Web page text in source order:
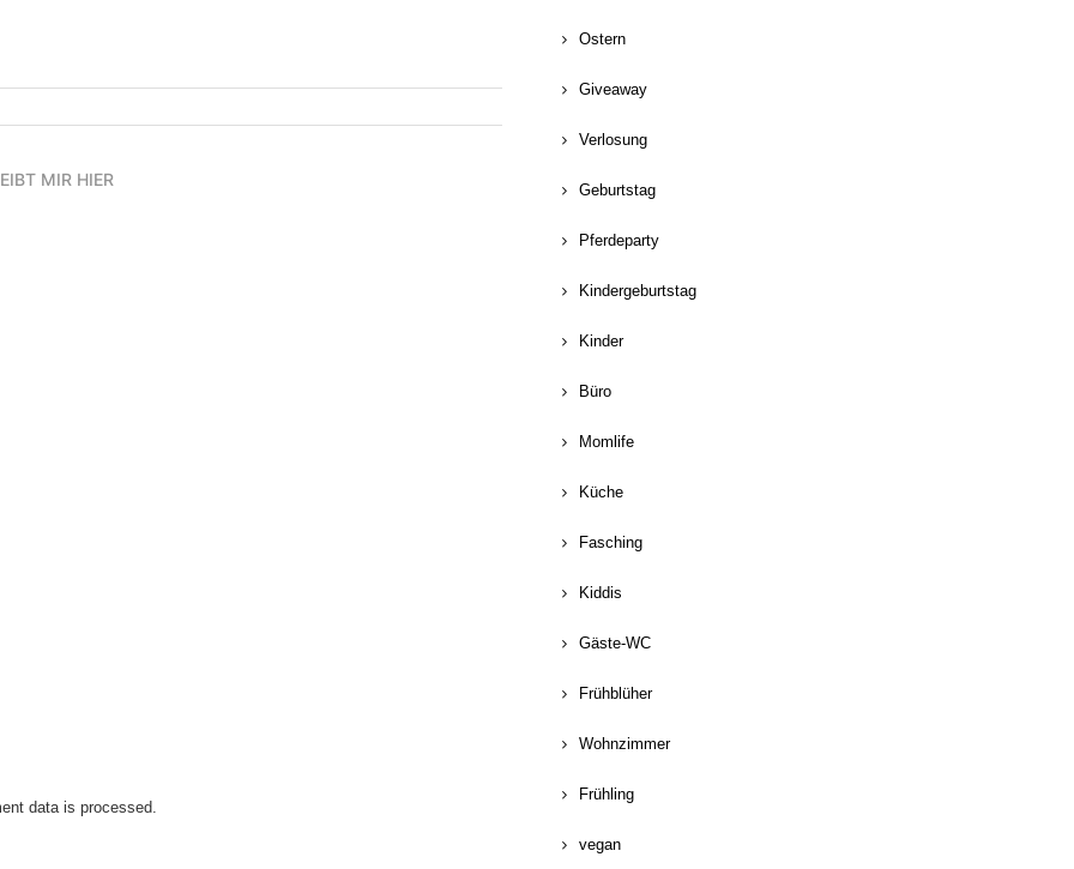
MIR HIER
data is processed.
Ostern
Giveaway
Verlosung
Geburtstag
Pferdeparty
Kindergeburtstag
Kinder
Büro
Momlife
Küche
Fasching
Kiddis
Gäste-WC
Frühblüher
Wohnzimmer
Frühling
vegan